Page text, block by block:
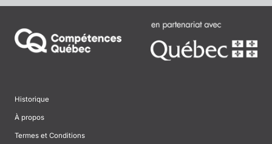
Historique
À propos
Termes et Conditions